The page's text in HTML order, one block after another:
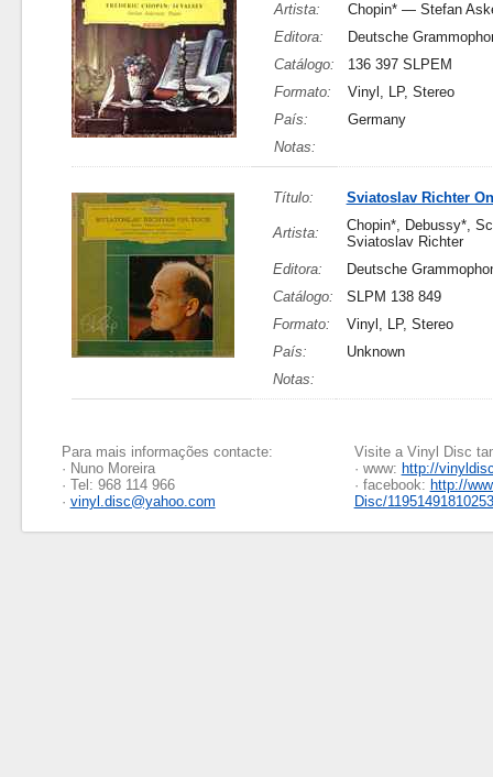
Artista:
Chopin* — Stefan
Editora:
Deutsche
Catálogo:
136 397 SLPEM
Formato:
Vinyl, LP, Stereo
País:
Germany
Notas:
Título: Sviatoslav Richter
Artista:
Chopin*, Debussy*,
Sviatoslav Richter
Editora:
Deutsche
Catálogo:
SLPM 138 849
Formato:
Vinyl, LP, Stereo
País:
Unknown
Notas:
Para mais informações contacte:
· Nuno Moreira
· Tel: 968 114 966
· vinyl.disc@yahoo.com
Visite a Vinyl Disc
· www: http://
· facebook: http://
Disc/